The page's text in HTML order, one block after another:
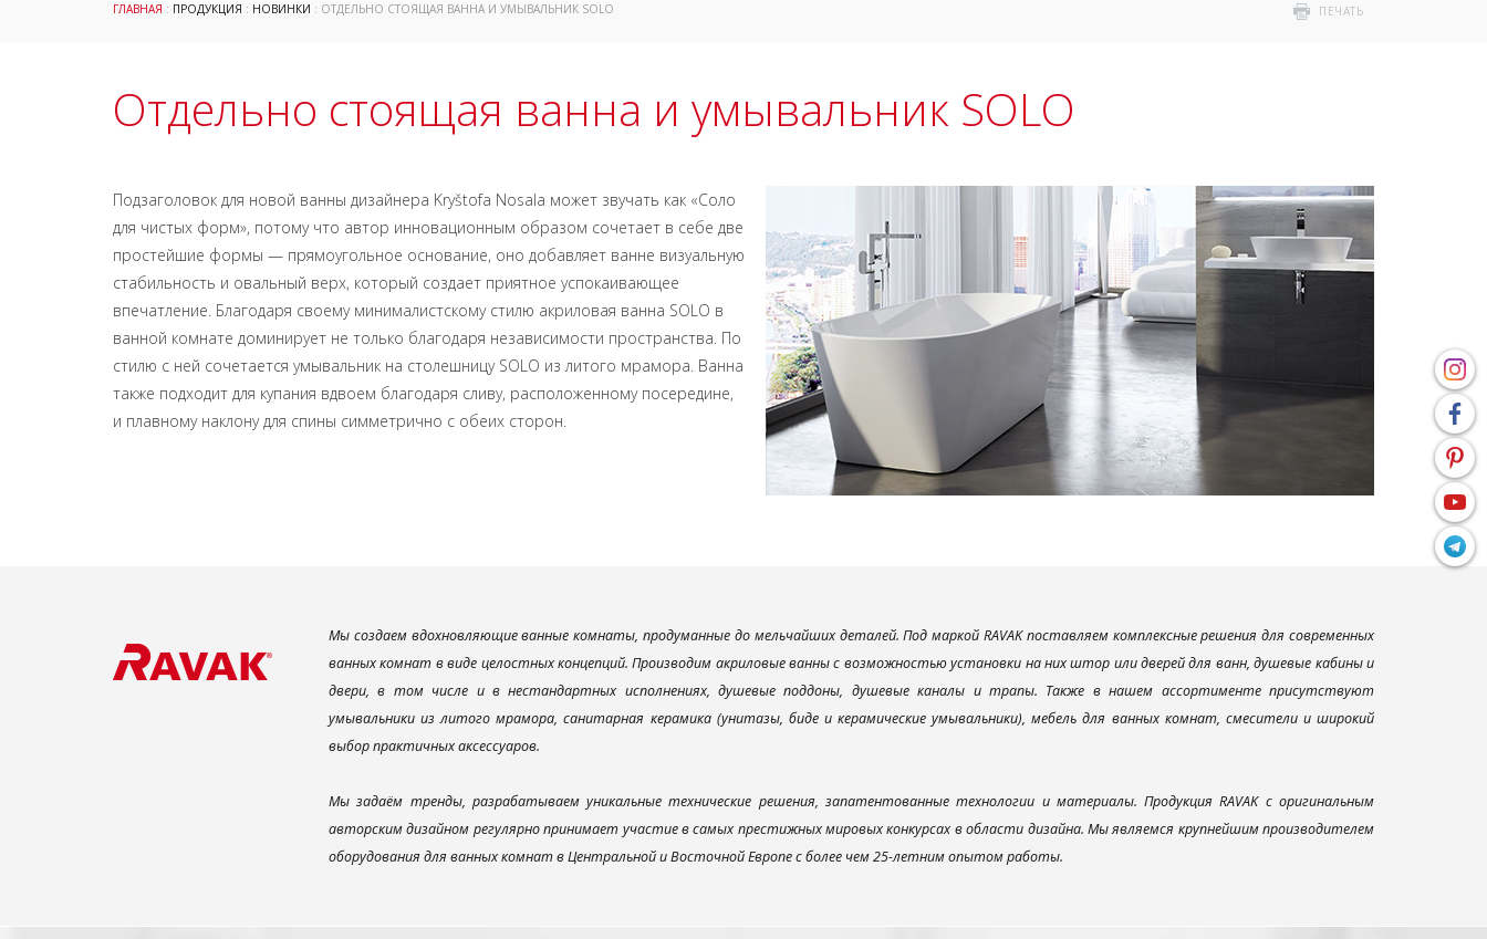
ПЕЧАТЬ
ГЛАВНАЯ : ПРОДУКЦИЯ : НОВИНКИ : ОТДЕЛЬНО СТОЯЩАЯ ВАННА И УМЫВАЛЬНИК SOLO
Отдельно стоящая ванна и умывальник SOLO
Подзаголовок для новой ванны дизайнера Kryštofa Nosala может звучать как «Соло
для чистых форм», потому что автор инновационным образом сочетает в себе две
простейшие формы — прямоугольное основание, оно добавляет ванне визуальную
стабильность и овальный верх, который создает приятное успокаивающее
впечатление. Благодаря своему минималистскому стилю акриловая ванна SOLO в
ванной комнате доминирует не только благодаря независимости пространства. По
стилю с ней сочетается умывальник на столешницу SOLO из литого мрамора. Ванна
также подходит для купания вдвоем благодаря сливу, расположенному посередине,
и плавному наклону для спины симметрично с обеих сторон.
Мы создаем вдохновляющие ванные комнаты, продуманные до мельчайших деталей. Под маркой RAVAK поставляем комплексные решения для современных
ванных комнат в виде целостных концепций. Производим акриловые ванны с возможностью установки на них штор или дверей для ванн, душевые кабины и
двери, в том числе и в нестандартных исполнениях, душевые поддоны, душевые каналы и трапы. Также в нашем ассортименте присутствуют
умывальники из литого мрамора, санитарная керамика (унитазы, биде и керамические умывальники), мебель для ванных комнат, смесители и широкий
выбор практичных аксессуаров.
Мы задаём тренды, разрабатываем уникальные технические решения, запатентованные технологии и материалы. Продукция RAVAK с оригинальным
авторским дизайном регулярно принимает участие в самых престижных мировых конкурсах в области дизайна. Мы являемся крупнейшим производителем
оборудования для ванных комнат в Центральной и Восточной Европе с более чем 25-летним опытом работы.